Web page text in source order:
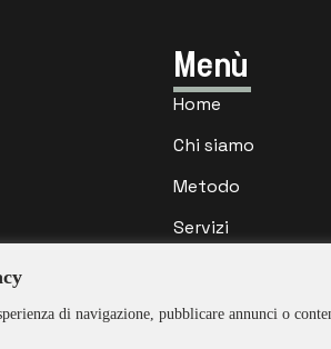
di navigazione, pubblicare annunci o
Menù
Home
Chi siamo
Metodo
Servizi